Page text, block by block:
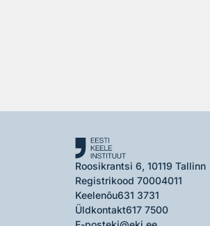
Roosikrantsi 6, 10119 Tallinn
Registrikood 70004011
Keelenõu631 3731
Üldkontakt617 7500